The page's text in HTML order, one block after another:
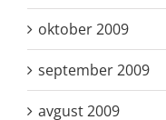
oktober 2009
september 2009
avgust 2009